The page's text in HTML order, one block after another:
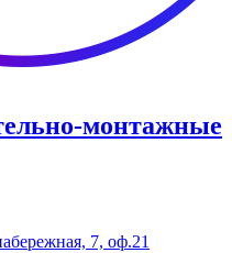
монтажные
7, оф.21